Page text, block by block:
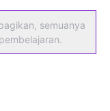
semuanya